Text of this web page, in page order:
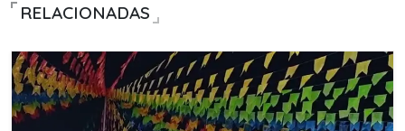
RELACIONADAS